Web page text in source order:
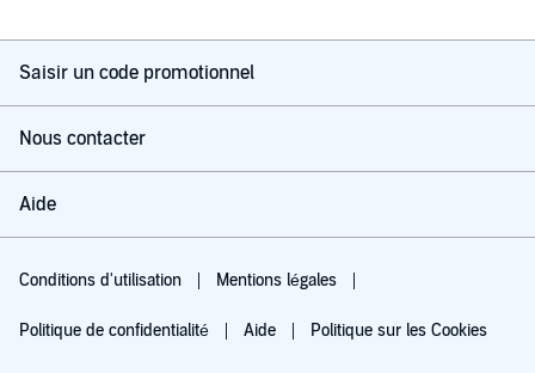
Saisir un code promotionnel
Nous contacter
Aide
Conditions d'utilisation Mentions légales
Politique de confidentialité Aide Politique sur les Cookies